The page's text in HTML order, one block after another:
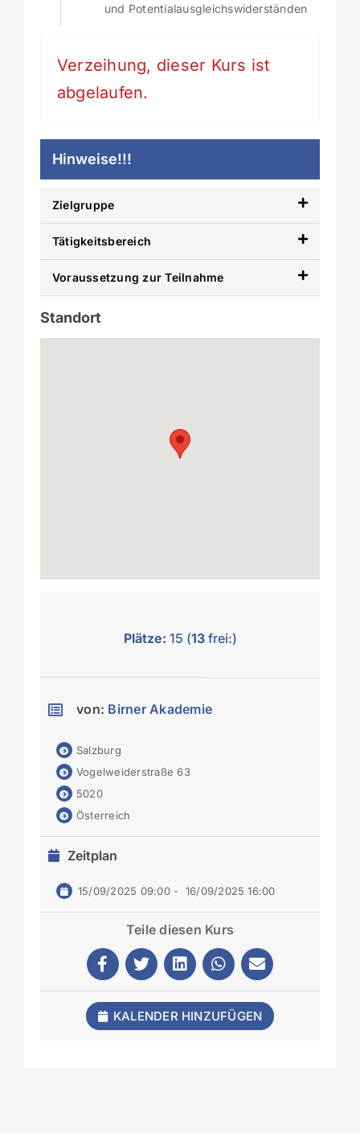
und Potentialausgleichswiderständen
Verzeihung, dieser Kurs ist
abgelaufen.
Hinweise!!!
Zielgruppe
Tätigkeitsbereich
Voraussetzung zur Teilnahme
Standort
Plätze: 15 (13frei:)
von: Birner Akademie
Salzburg
Vogelweiderstraße 63
5020
Österreich
Zeitplan
15/09/2025 09:00 - 16/09/2025 16:00
Teile diesen Kurs
KALENDER HINZUFÜGEN